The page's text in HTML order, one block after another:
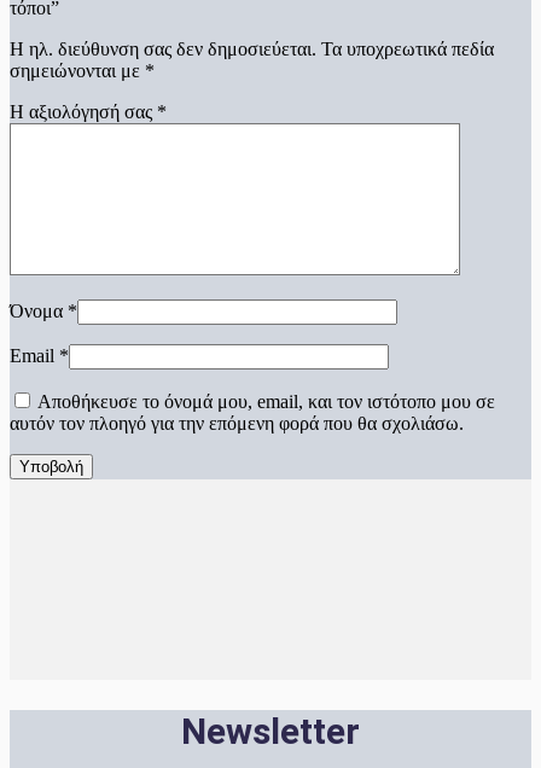
τόποι”
Η ηλ. διεύθυνση σας δεν δημοσιεύεται. Τα υποχρεωτικά πεδία
σημειώνονται με *
Η αξιολόγησή σας *
Όνομα *
Email *
Αποθήκευσε το όνομά μου, email, και τον ιστότοπο μου σε
αυτόν τον πλοηγό για την επόμενη φορά που θα σχολιάσω.
Newsletter